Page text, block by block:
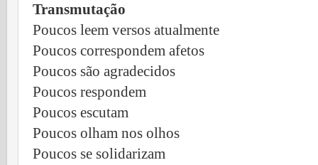
Transmutação
Poucos leem versos atualmente
Poucos correspondem afetos
Poucos são agradecidos
Poucos respondem
Poucos escutam
Poucos olham nos olhos
Poucos se solidarizam